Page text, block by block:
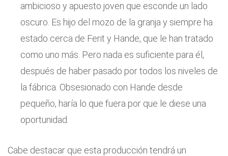
ambicioso y apuesto joven que esconde un lado
oscuro. Es hijo del mozo de la granja y siempre ha
estado cerca de Ferit y Hande, que le han tratado
como uno más. Pero nada es suficiente para él,
después de haber pasado por todos los niveles de
la fábrica. Obsesionado con Hande desde
pequeño, haría lo que fuera por que le diese una
oportunidad.
Cabe destacar que esta producción tendrá un